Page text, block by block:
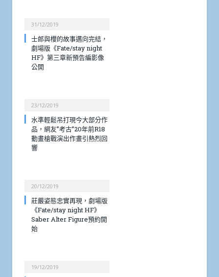
31/12/2019
士郎與櫻的故事邁向完結，
劇場版《Fate/stay night
HF》第三章新預告編影像
公開
23/12/2019
水準輕鬆吊打現今大部分作
品，網友”考古”20年前R18
動畫槍戰演出作畫引熱烈回
響
20/12/2019
莊嚴姿態忠實再現，劇場版
《Fate/stay night HF》
Saber Alter Figure預約開
始
19/12/2019